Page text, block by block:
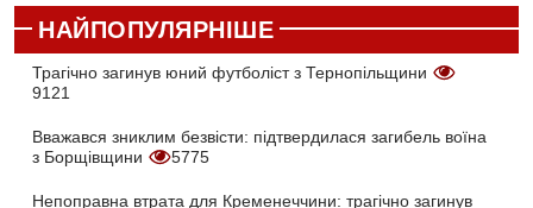
НАЙПОПУЛЯРНІШЕ
Трагічно загинув юний футболіст з Тернопільщини
9121
Вважався зниклим безвісти: підтвердилася загибель воїна
з Борщівщини
5775
Непоправна втрата для Кременеччини: трагічно загинув